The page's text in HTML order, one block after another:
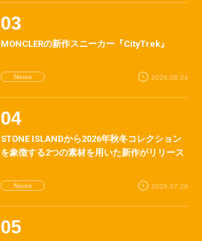
MONCLERの新作スニーカー『CityTrek』
News 2026.08.04
STONE ISLANDから2026年秋冬コレクション
を象徴する2つの素材を用いた新作がリリース
News 2026.07.29